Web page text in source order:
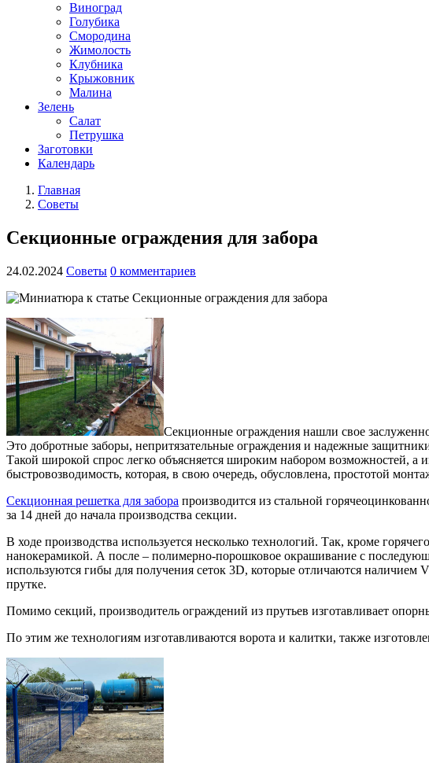
Виноград
Голубика
Смородина
Жимолость
Клубника
Крыжовник
Малина
Зелень
Салат
Петрушка
Заготовки
Календарь
Главная
Советы
Секционные ограждения для забора
24.02.2024 Советы 0 комментариев
Секционные ограждения нашли свое
Это добротные заборы, непритязательные ограждения и надежные
Такой широкой спрос легко объясняется широким набором возможностей, а
быстровозводимость, которая, в свою очередь, обусловлена, простотой
Секционная решетка для забора производится из стальной
за 14 дней до начала производства секции.
В ходе производства используется несколько технологий. Так, кроме
нанокерамикой. А после – полимерно-порошковое окрашивание с
используются гибы для получения сеток 3D, которые отличаются
прутке.
Помимо секций, производитель ограждений из прутьев изготавливает
По этим же технологиям изготавливаются ворота и калитки, также